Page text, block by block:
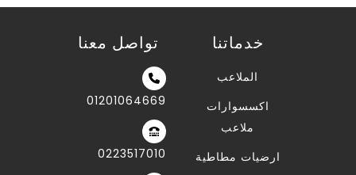
تواصل معنا
01201064669
0223517010
خدماتنا
الملاعب
اكسسوارات
ملاعب
ارضيات مطاطية